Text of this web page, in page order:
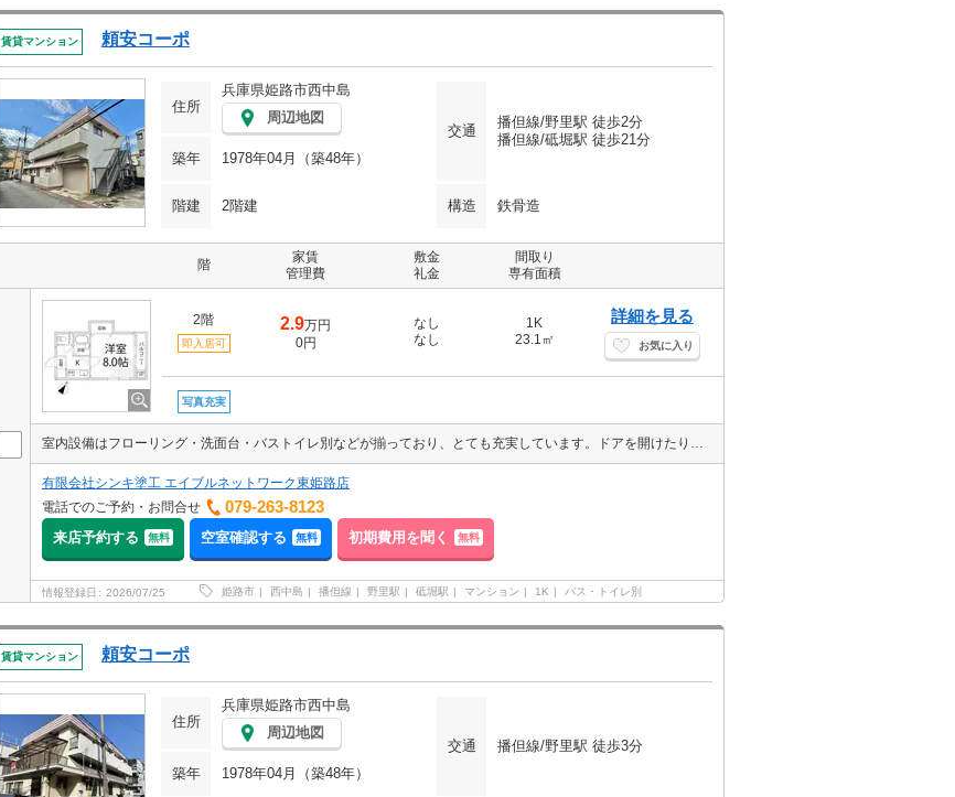
賃貸マンション 頼安コーポ
住所
兵庫県姫路市西中島
周辺地図
交通
播但線/野里駅 徒歩2分
播但線/砥堀駅 徒歩21分
築年
1978年04月（築48年）
階建 2階建 構造 鉄骨造
階
家賃
管理費
敷金
礼金
間取り
専有面積
2階
即入居可
2.9万円
0円
なし
なし
1K
23.1㎡
詳細を見る
お気に入り
写真充実
室内設備はフローリング・洗面台・バストイレ別などが揃っており、とても充実しています。ドアを開けたり直接会話しなくてもモニター越しに来訪者を確認できるモニター付きインターホンを設置しております。2口コンロが付いているので、異なる工程も同時に進められて時間の短縮になります。最上階のお部屋です。
有限会社シンキ塗工 エイブルネットワーク東姫路店
電話でのご予約・お問合せ
079-263-8123
来店予約する 無料 空室確認する 無料 初期費用を聞く 無料
情報登録日 2026/07/25 姫路市 西中島 播但線 野里駅 砥堀駅 マンション 1K バス・トイレ別
賃貸マンション 頼安コーポ
住所
兵庫県姫路市西中島
周辺地図
交通
播但線/野里駅 徒歩3分
築年
1978年04月（築48年）